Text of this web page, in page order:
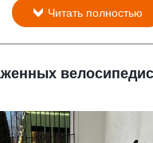
Читать полностью